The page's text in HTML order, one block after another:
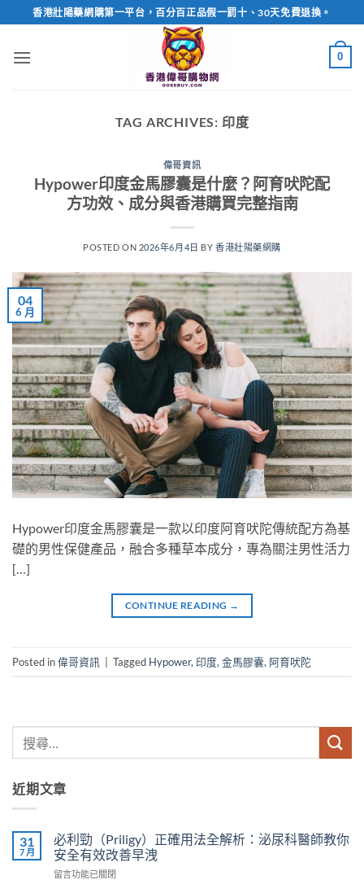
to
content
香港壯陽藥網購第一平台，百分百正品假一罰十、30天免費退換。
0
TAG ARCHIVES: 印度
偉哥資訊
Hypower印度金馬膠囊是什麼？阿育吠陀配
方功效、成分與香港購買完整指南
POSTED ON 2026年6月4日 BY 香港壯陽藥網購
04
6 月
Hypower印度金馬膠囊是一款以印度阿育吠陀傳統配方為基
礎的男性保健產品，融合多種草本成分，專為關注男性活力
[…]
CONTINUE READING →
Posted in偉哥資訊 Tagged Hypower, 印度, 金馬膠囊, 阿育吠陀
近期文章
31
7 月
必利勁（Priligy）正確用法全解析：泌尿科醫師教你
安全有效改善早洩
在
留言功能已關閉